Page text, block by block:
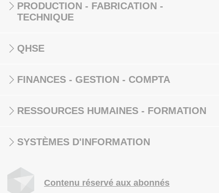
PRODUCTION - FABRICATION -
TECHNIQUE
QHSE
FINANCES - GESTION - COMPTA
RESSOURCES HUMAINES - FORMATION
SYSTÈMES D'INFORMATION
Contenu réservé aux abonnés